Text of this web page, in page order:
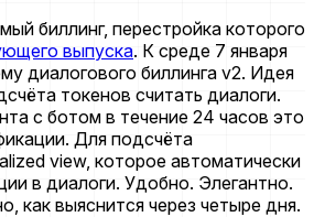
биллинг, перестройка которого
выпуска. К среде 7 января
диалогового биллинга v2. Идея
токенов считать диалоги.
с ботом в течение 24 часов это
Для подсчёта
view, которое автоматически
в диалоги. Удобно. Элегантно.
как выяснится через четыре дня.